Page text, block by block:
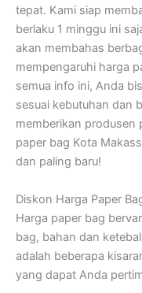
tepat. Kami siap
berlaku 1 minggu ini
akan membahas
mempengaruhi harga
semua info ini, Anda
sesuai kebutuhan dan
memberikan produsen
paper bag Kota
dan paling baru!
Diskon Harga Paper
Harga paper bag
bag, bahan dan
adalah beberapa
yang dapat Anda